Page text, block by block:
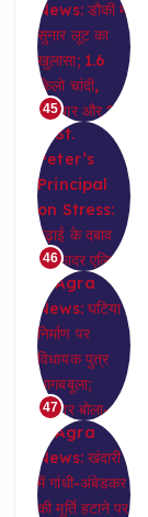
45
46
47